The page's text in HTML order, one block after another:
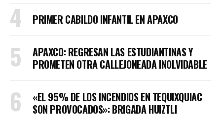
PRIMER CABILDO INFANTIL EN APAXCO
APAXCO: REGRESAN LAS ESTUDIANTINAS Y
PROMETEN OTRA CALLEJONEADA INOLVIDABLE
«EL 95% DE LOS INCENDIOS EN TEQUIXQUIAC
SON PROVOCADOS»: BRIGADA HUIZTLI